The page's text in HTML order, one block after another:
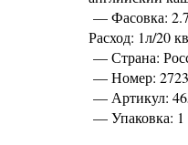
— Фасовка:
Расход: 1л/20
— Страна:
— Номер:
— Артикул:
— Упаковка: 1